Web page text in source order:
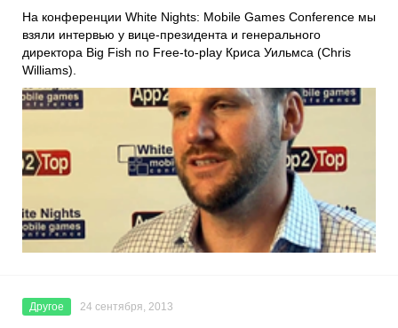
На конференции White Nights: Mobile Games Conference мы
взяли интервью у вице-президента и генерального
директора Big Fish по Free-to-play Криса Уильмса (Chris
Williams).
Другое 24 сентября, 2013